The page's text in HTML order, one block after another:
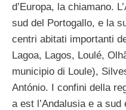
d’Europa, la chiamano.
sud del Portogallo, e la
centri abitati importanti
Lagoa, Lagos, Loulé,
municipio di Loule),
António. I confini della
a est l’Andalusia e a sud